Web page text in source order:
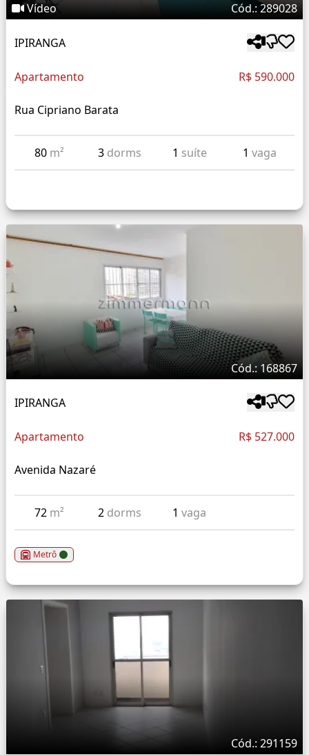
Vídeo Cód.: 289028
IPIRANGA
Apartamento R$ 590.000
Rua Cipriano Barata
80 m² 3 dorms 1 suíte 1 vaga
Cód.: 168867
IPIRANGA
Apartamento R$ 527.000
Avenida Nazaré
72 m² 2 dorms 1vaga
Metrô
Cód.: 291159